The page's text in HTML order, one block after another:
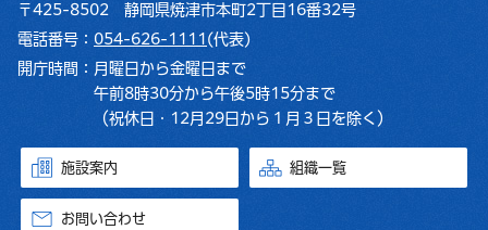
〒425-8502 静岡県焼津市本町2丁目16番32号
電話番号： 054-626-1111 (代表)
開庁時間： 月曜日から金曜日まで
午前8時30分から午後5時15分まで
（祝休日・12月29日から１月３日を除く）
施設案内 組織一覧
お問い合わせ